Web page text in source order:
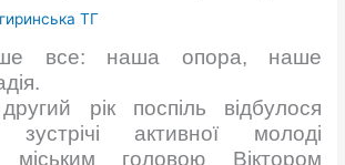
ТГ
все: наша опора, наше
рік поспіль відбулося
зустрічі активної молоді
головою Віктором